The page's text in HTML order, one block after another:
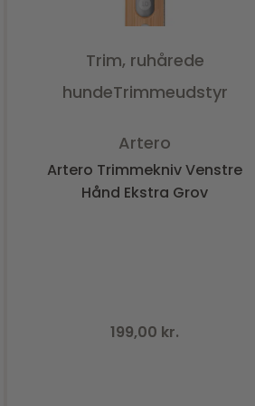
Trim, ruhårede
hundeTrimmeudstyr
Artero
Artero Trimmekniv Venstre
Hånd Ekstra Grov
199,00 kr.